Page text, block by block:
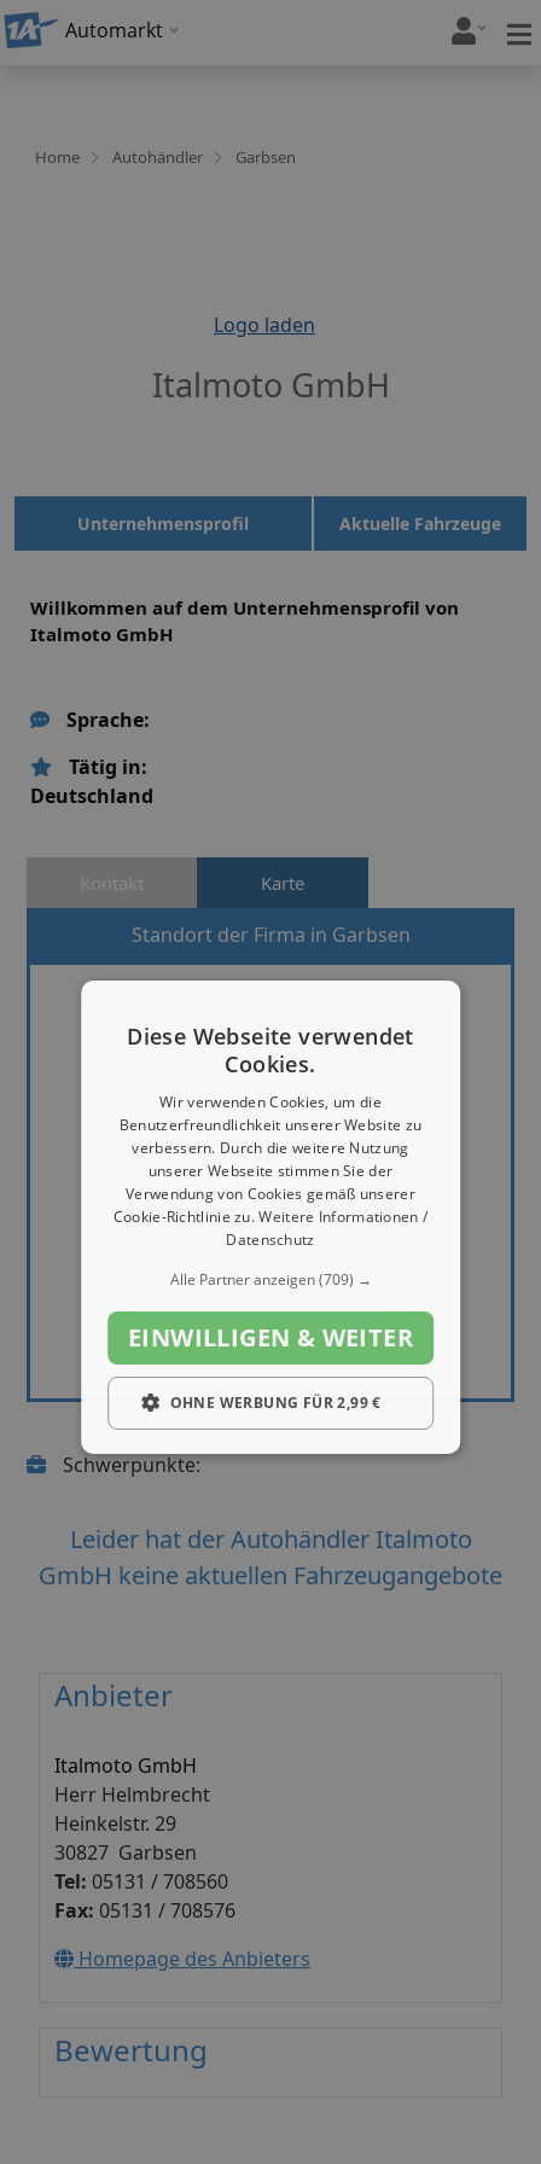
Automarkt
Home Autohändler Garbsen
Logo laden
Italmoto GmbH
Unternehmensprofil Aktuelle Fahrzeuge
Willkommen auf dem Unternehmensprofil von
Italmoto GmbH
Sprache:
Tätig in:
Deutschland
Kontakt Karte
Standort der Firma in Garbsen
Schwerpunkte:
Leider hat der Autohändler Italmoto
GmbH keine aktuellen Fahrzeugangebote
Anbieter
Italmoto GmbH
Herr Helmbrecht
Heinkelstr. 29
30827 Garbsen
Tel: 05131 / 708560
Fax: 05131 / 708576
Homepage des Anbieters
Bewertung
Diese Webseite verwendet
Cookies.
Wir verwenden Cookies, um die
Benutzerfreundlichkeit unserer Website zu
verbessern. Durch die weitere Nutzung
unserer Webseite stimmen Sie der
Verwendung von Cookies gemäß unserer
Cookie-Richtlinie zu.Weitere Informationen /
Datenschutz
Alle Partner anzeigen(709) →
EINWILLIGEN & WEITER
OHNE WERBUNG FÜR 2,99 €